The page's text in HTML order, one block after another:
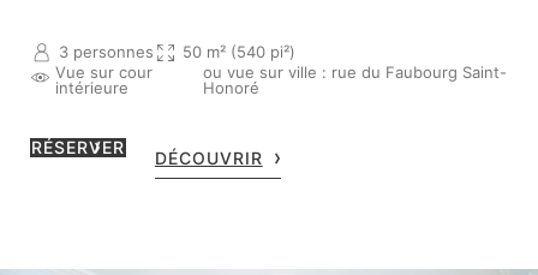
3 personnes
50 m² (540 pi²)
Vue sur cour
intérieure
ou vue sur ville : rue du Faubourg Saint-
Honoré
RÉSERVER
DÉCOUVRIR